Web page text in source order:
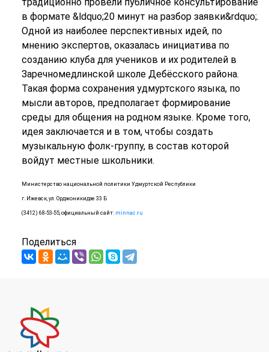
традиционно провели публичное консультирование
в формате &ldquo;20 минут на разбор заявки&rdquo;.
Одной из наиболее перспективных идей, по
мнению экспертов, оказалась инициатива по
созданию клуба для учеников и их родителей в
Заречномедлинской школе Дебёсского района.
Такая форма сохранения удмуртского языка, по
мысли авторов, предполагает формирование
среды для общения на родном языке. Кроме того,
идея заключается и в том, чтобы создать
музыкальную фолк-группу, в состав которой
войдут местные школьники.
Министерство национальной политики Удмуртской Республики
г. Ижевск, ул. Орджоникидзе 33 Б
(3412) 68-53-55, официальный сайт: minnac.ru
Поделиться